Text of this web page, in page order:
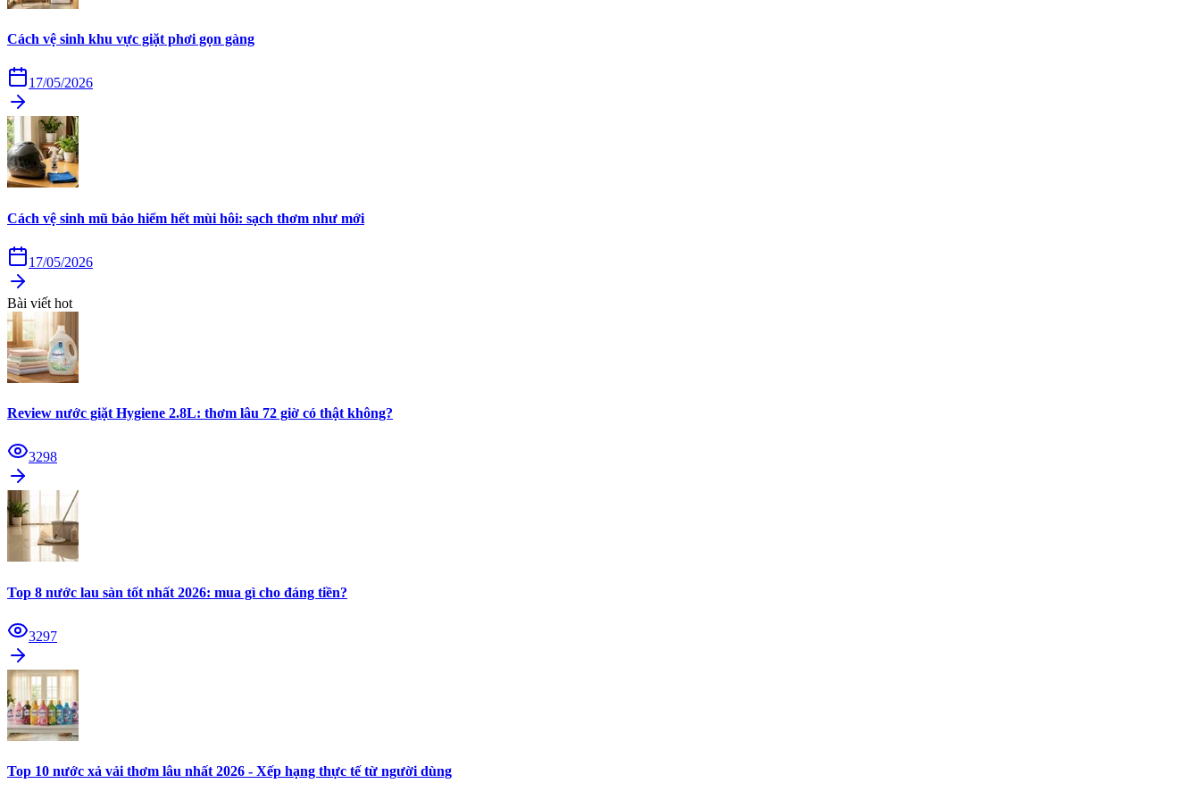
Cách vệ sinh khu vực giặt phơi gọn gàng
17/05/2026
Cách vệ sinh mũ bảo hiểm hết mùi hôi: sạch thơm như mới
17/05/2026
Bài viết hot
Review nước giặt Hygiene 2.8L: thơm lâu 72 giờ có thật không?
3298
Top 8 nước lau sàn tốt nhất 2026: mua gì cho đáng tiền?
3297
Top 10 nước xả vải thơm lâu nhất 2026 - Xếp hạng thực tế từ người dùng